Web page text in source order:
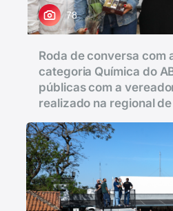
78
Roda de conversa com
categoria Química do
públicas com a
realizado na regional